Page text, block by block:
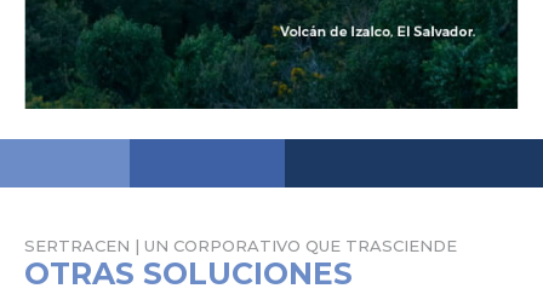
SERTRACEN | UN CORPORATIVO QUE TRASCIENDE
OTRAS SOLUCIONES